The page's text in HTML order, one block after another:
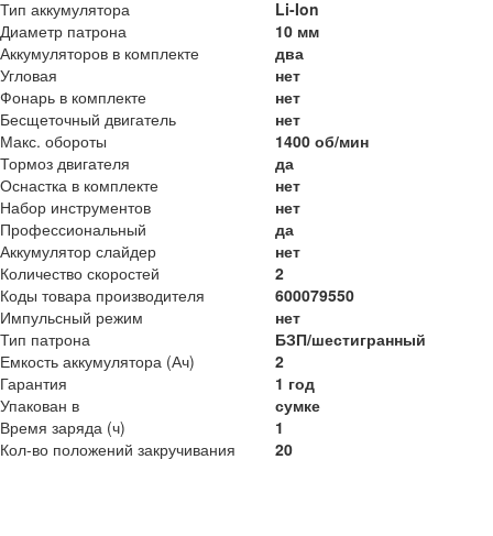
Тип аккумулятора
Li-Ion
Диаметр патрона
10 мм
Аккумуляторов в комплекте
два
Угловая
нет
Фонарь в комплекте
нет
Бесщеточный двигатель
нет
Макс. обороты
1400 об/мин
Тормоз двигателя
да
Оснастка в комплекте
нет
Набор инструментов
нет
Профессиональный
да
Аккумулятор слайдер
нет
Количество скоростей
2
Коды товара производителя
600079550
Импульсный режим
нет
Тип патрона
БЗП/шестигранный
Емкость аккумулятора (Ач)
2
Гарантия
1 год
Упакован в
сумке
Время заряда (ч)
1
Кол-во положений закручивания
20